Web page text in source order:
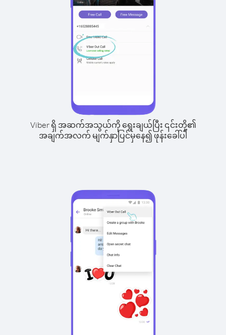
Viber ရှိ အဆက်အသွယ်ကို ရွေးချယ်ပြီး ၎င်းတို့၏
အချက်အလက် မျက်နှာပြင်မှနေ၍ ဖုန်းခေါ်ပါ